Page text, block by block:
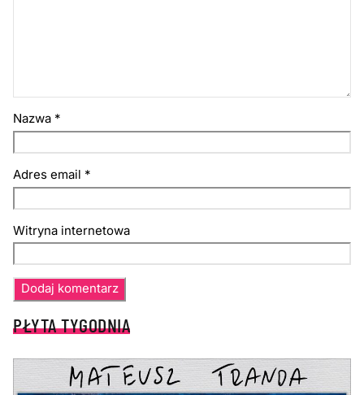
Nazwa *
Adres email *
Witryna internetowa
PŁYTA TYGODNIA